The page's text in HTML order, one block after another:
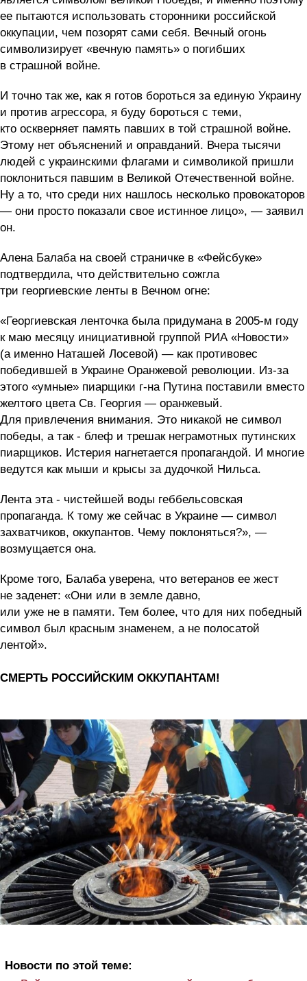
ее пытаются использовать сторонники российской
оккупации, чем позорят сами себя. Вечный огонь
символизирует «вечную память» о погибших
в страшной войне.
И точно так же, как я готов бороться за единую Украину
и против агрессора, я буду бороться с теми,
кто оскверняет память павших в той страшной войне.
Этому нет объяснений и оправданий. Вчера тысячи
людей с украинскими флагами и символикой пришли
поклониться павшим в Великой Отечественной войне.
Ну а то, что среди них нашлось несколько провокаторов
— они просто показали свое истинное лицо», — заявил
он.
Алена Балаба на своей страничке в «Фейсбуке»
подтвердила, что действительно сожгла
три георгиевские ленты в Вечном огне:
«Георгиевская ленточка была придумана в 2005-м году
к маю месяцу инициативной группой РИА «Новости»
(а именно Наташей Лосевой) — как противовес
победившей в Украине Оранжевой революции. Из-за
этого «умные» пиарщики г-на Путина поставили вместо
желтого цвета Св. Георгия — оранжевый.
Для привлечения внимания. Это никакой не символ
победы, а так - блеф и трешак неграмотных путинских
пиарщиков. Истерия нагнетается пропагандой. И многие
ведутся как мыши и крысы за дудочкой Нильса.
Лента эта - чистейшей воды геббельсовская
пропаганда. К тому же сейчас в Украине — символ
захватчиков, оккупантов. Чему поклоняться?», —
возмущается она.
Кроме того, Балаба уверена, что ветеранов ее жест
не заденет: «Они или в земле давно,
или уже не в памяти. Тем более, что для них победный
символ был красным знаменем, а не полосатой
лентой».
СМЕРТЬ РОССИЙСКИМ ОККУПАНТАМ!
Новости по этой теме: